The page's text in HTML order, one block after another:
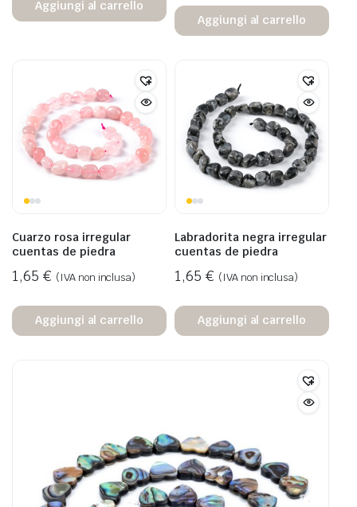
Aggiungi al carrello
Aggiungi al carrello
Cuarzo rosa irregular
cuentas de piedra
1,65 € (IVA non inclusa)
Aggiungi al carrello
Labradorita negra irregular
cuentas de piedra
1,65 € (IVA non inclusa)
Aggiungi al carrello